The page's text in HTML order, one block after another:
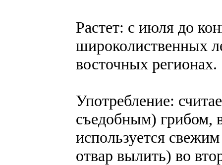
Растет: с июля до
широколиственных
восточных регионах.
Употребление:
съедобным) грибом,
используется
отвар вылить) во